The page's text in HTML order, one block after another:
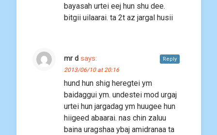
bayasah urtei eej hun shu dee.
bitgii uilaarai. ta 2t az jargal husii
mr d says:
2013/06/10 at 20:16
hund hun shig heregtei ym
baidaggui ym. undestei mod urgaj
urtei hun jargadag ym huugee hun
hiigeed abaarai. nas chin zaluu
baina uragshaa ybaj amidranaa ta
Reply